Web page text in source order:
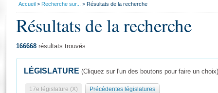
Général
Vous
Accueil Recherche sur... Résultats de la recherche
Résultats de la recherche
166668 résultats trouvés
LÉGISLATURE (Cliquez sur l'un des boutons pour faire un choix)
17e législature (X) Précédentes législatures